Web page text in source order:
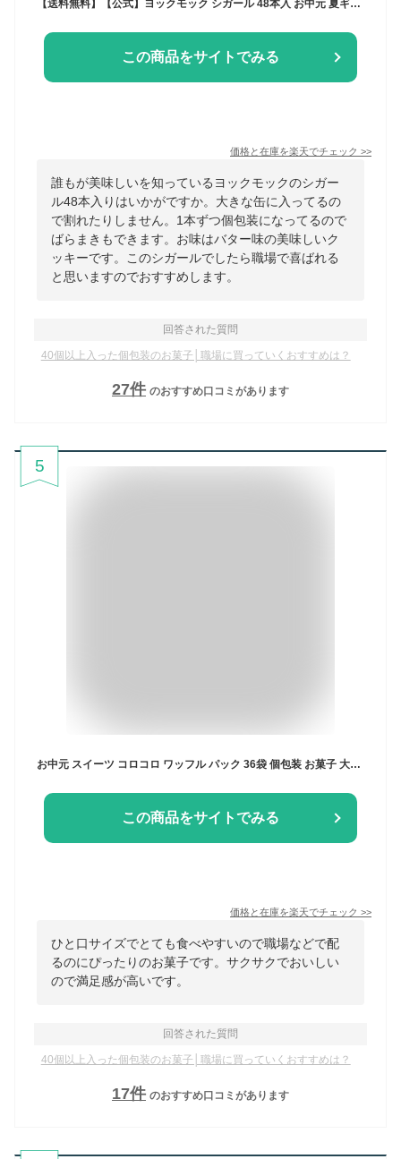
この商品をサイトでみる
価格と在庫を楽天でチェック >>
誰もが美味しいを知っているヨックモックのシガー
ル48本入りはいかがですか。大きな缶に入ってるの
で割れたりしません。1本ずつ個包装になってるので
ばらまきもできます。お味はバター味の美味しいク
ッキーです。このシガールでしたら職場で喜ばれる
と思いますのでおすすめします。
回答された質問
40個以上入った個包装のお菓子│職場に買っていくおすすめは？
27件 のおすすめ口コミがあります
5
この商品をサイトでみる
価格と在庫を楽天でチェック >>
ひと口サイズでとても食べやすいので職場などで配
るのにぴったりのお菓子です。サクサクでおいしい
ので満足感が高いです。
回答された質問
40個以上入った個包装のお菓子│職場に買っていくおすすめは？
17件 のおすすめ口コミがあります